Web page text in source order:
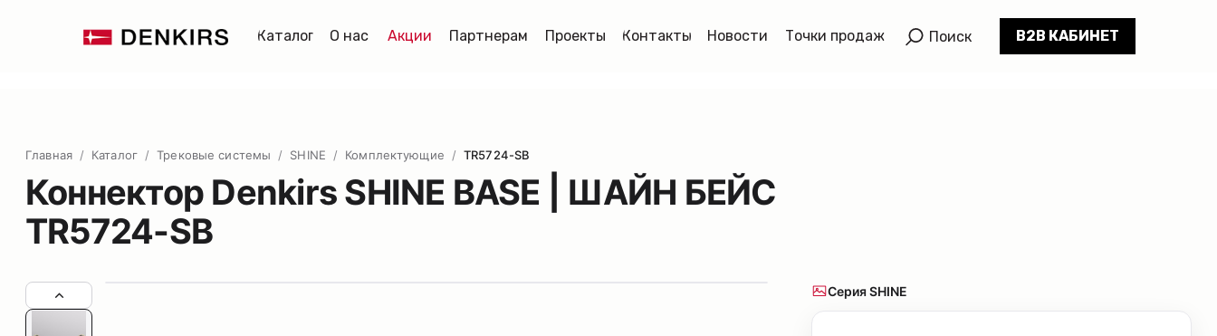
Поиск
Каталог О нас Партнерам Контакты Новости
Проекты
Акции B2B КАБИНЕТ
Точки продаж
Главная / Каталог / Трековые системы / SHINE / Комплектующие / TR5724-SB
Коннектор Denkirs SHINE BASE | ШАЙН БЕЙС
TR5724-SB
Серия SHINE